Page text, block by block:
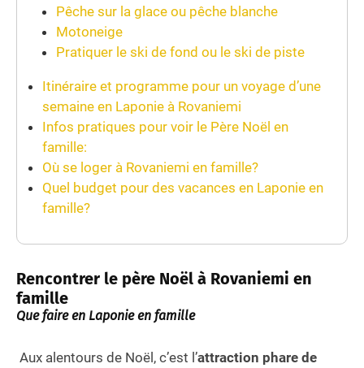
Pêche sur la glace ou pêche blanche
Motoneige
Pratiquer le ski de fond ou le ski de piste
Itinéraire et programme pour un voyage d’une
semaine en Laponie à Rovaniemi
Infos pratiques pour voir le Père Noël en
famille:
Où se loger à Rovaniemi en famille?
Quel budget pour des vacances en Laponie en
famille?
Rencontrer le père Noël à Rovaniemi en
famille
Que faire en Laponie en famille
Aux alentours de Noël, c’est l’attraction phare de